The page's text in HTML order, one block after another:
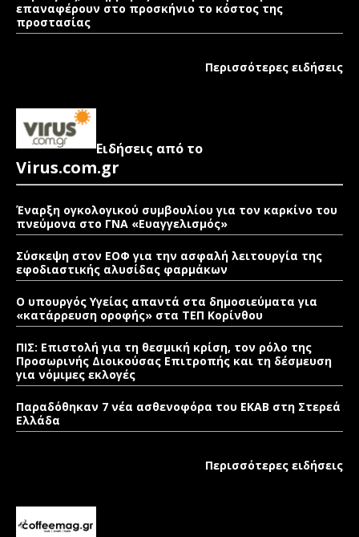
επαναφέρουν στο προσκήνιο το κόστος της
προστασίας
Περισσότερες ειδήσεις
Ειδήσεις από το
Virus.com.gr
Έναρξη ογκολογικού συμβουλίου για τον καρκίνο του
πνεύμονα στο ΓΝΑ «Ευαγγελισμός»
Σύσκεψη στον ΕΟΦ για την ασφαλή λειτουργία της
εφοδιαστικής αλυσίδας φαρμάκων
Ο υπουργός Υγείας απαντά στα δημοσιεύματα για
«κατάρρευση οροφής» στα ΤΕΠ Κορίνθου
ΠΙΣ: Επιστολή για τη θεσμική κρίση, τον ρόλο της
Προσωρινής Διοικούσας Επιτροπής και τη δέσμευση
για νόμιμες εκλογές
Παραδόθηκαν 7 νέα ασθενοφόρα του ΕΚΑΒ στη Στερεά
Ελλάδα
Περισσότερες ειδήσεις